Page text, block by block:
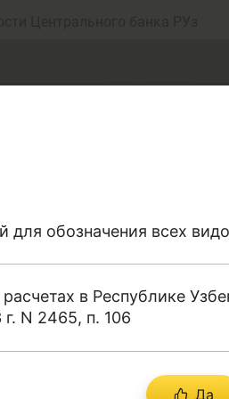
собрать точные
обозначения всех
в Республике
N 2465, п. 106
Да